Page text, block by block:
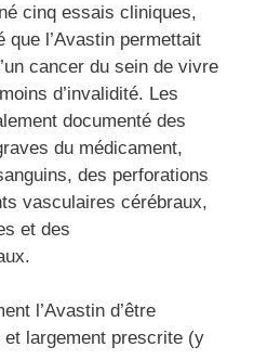
cinq essais cliniques,
que l’Avastin permettait
cancer du sein de vivre
d’invalidité. Les
documenté des
du médicament,
des perforations
vasculaires cérébraux,
et des
l’Avastin d’être
largement prescrite (y